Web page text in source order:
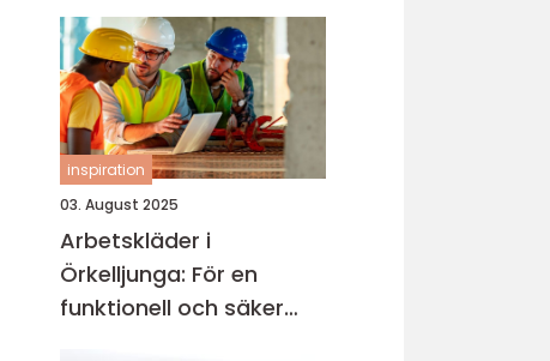
inspiration
03. August 2025
Arbetskläder i
Örkelljunga: För en
funktionell och säker